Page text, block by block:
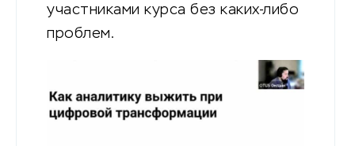
участниками курса без каких-либо
проблем.